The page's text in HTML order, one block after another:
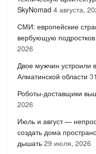
SkyNomad 4 августа,
СМИ: европейские
вербующую подростков
2026
Двое мужчин устроили
Алматинской области
Роботы-доставщики
2026
Июль и август —
создать дома
дышать 29 июля, 2026